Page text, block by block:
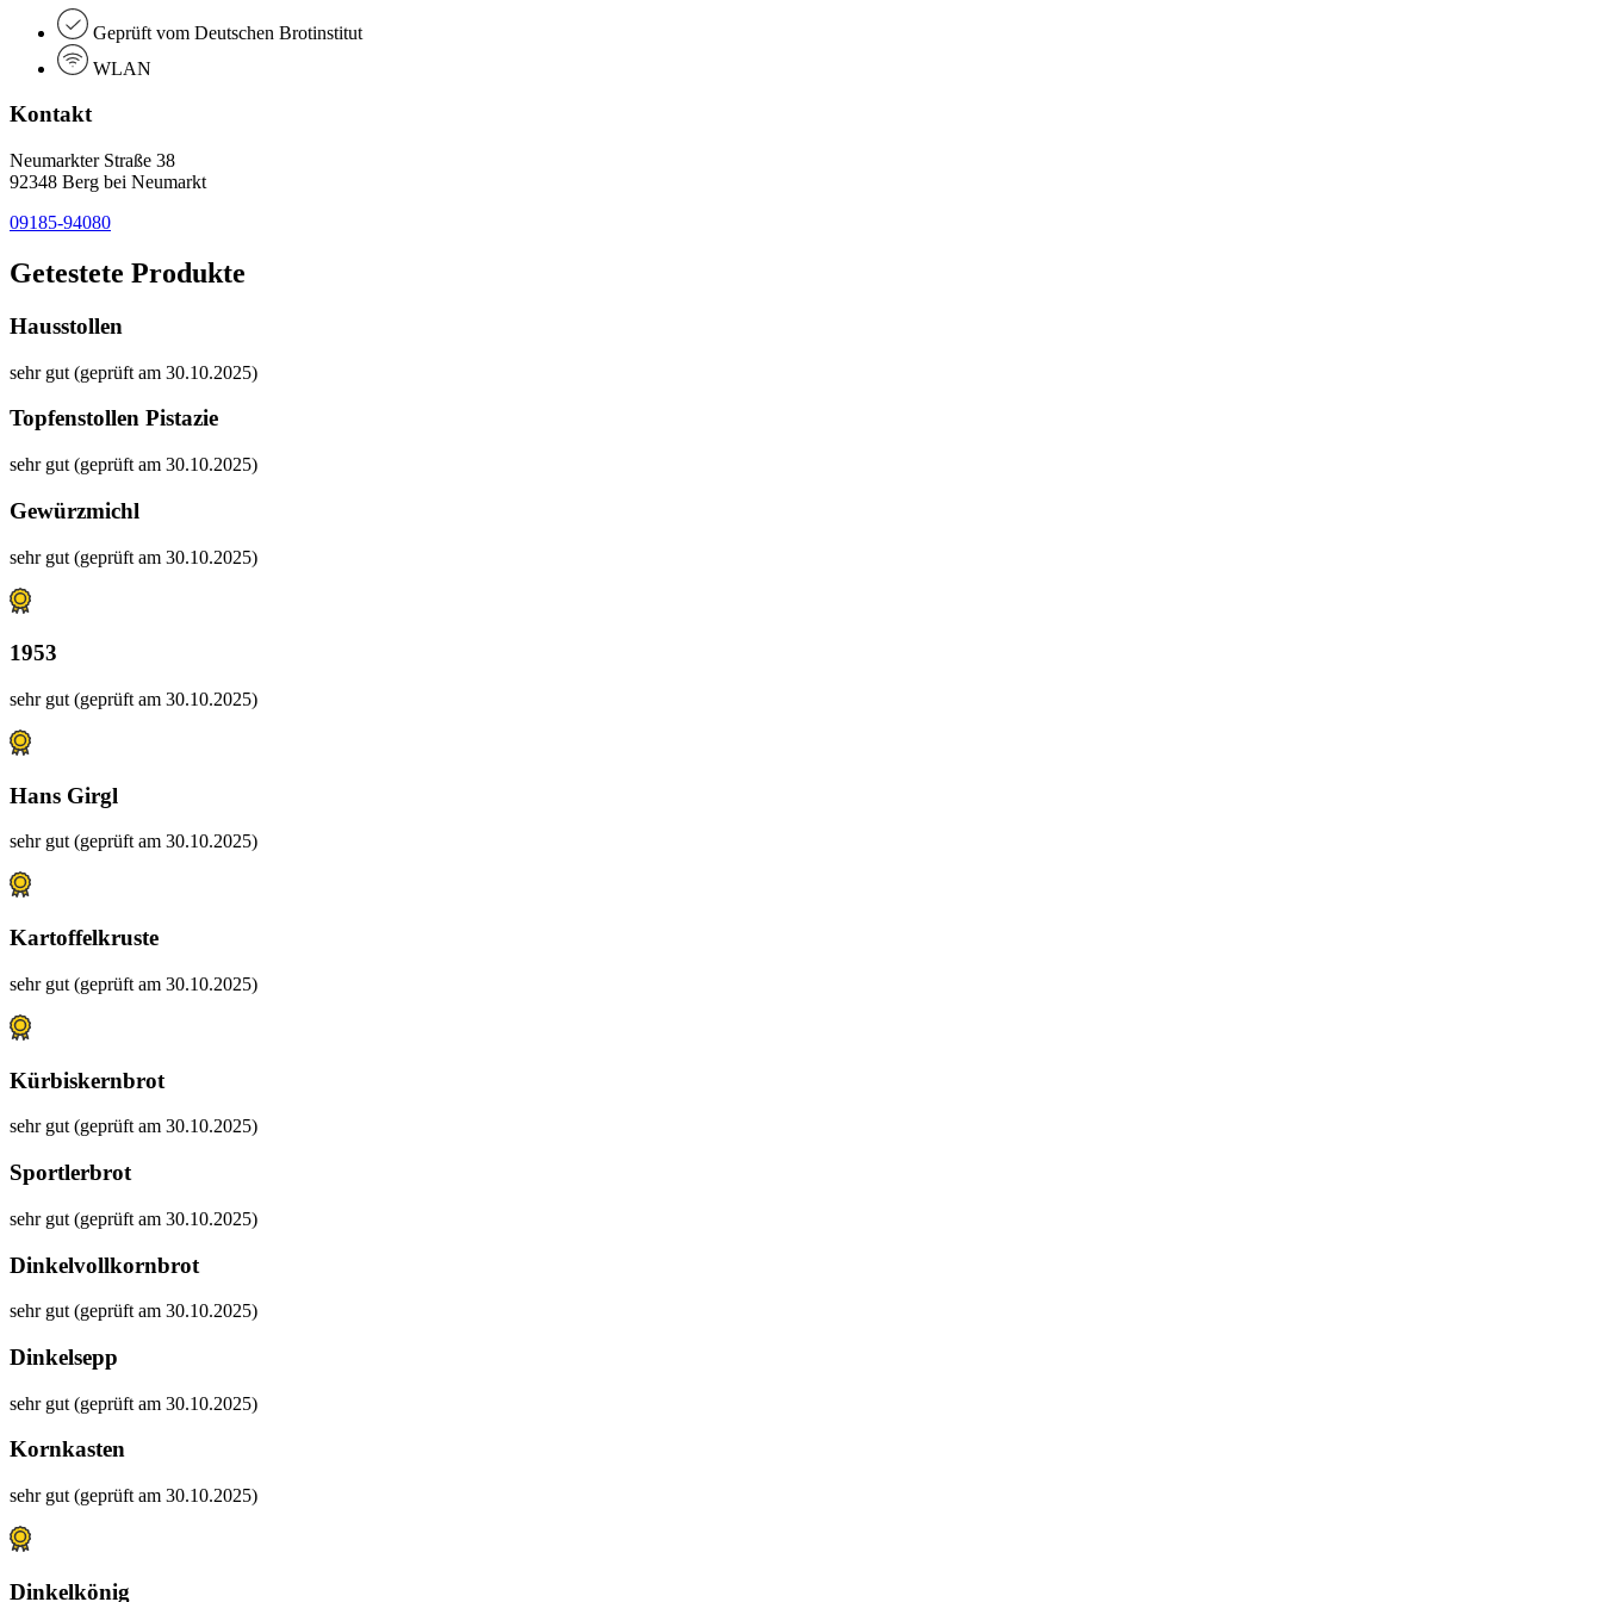
Geprüft vom Deutschen Brotinstitut
WLAN
Kontakt
Neumarkter Straße 38
92348 Berg bei Neumarkt
09185-94080
Getestete Produkte
Hausstollen
sehr gut (geprüft am 30.10.2025)
Topfenstollen Pistazie
sehr gut (geprüft am 30.10.2025)
Gewürzmichl
sehr gut (geprüft am 30.10.2025)
1953
sehr gut (geprüft am 30.10.2025)
Hans Girgl
sehr gut (geprüft am 30.10.2025)
Kartoffelkruste
sehr gut (geprüft am 30.10.2025)
Kürbiskernbrot
sehr gut (geprüft am 30.10.2025)
Sportlerbrot
sehr gut (geprüft am 30.10.2025)
Dinkelvollkornbrot
sehr gut (geprüft am 30.10.2025)
Dinkelsepp
sehr gut (geprüft am 30.10.2025)
Kornkasten
sehr gut (geprüft am 30.10.2025)
Dinkelkönig